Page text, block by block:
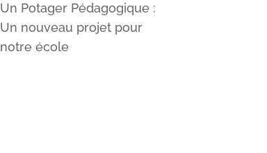
Un Potager Pédagogique :
Un nouveau projet pour
notre école